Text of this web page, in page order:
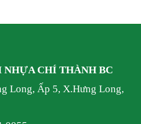
NHỰACHÍ THÀNH BC
Long, Ấp 5, X.Hưng Long,